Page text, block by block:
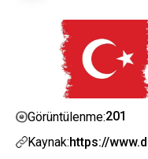
Görüntülenme:201
Kaynak:https://